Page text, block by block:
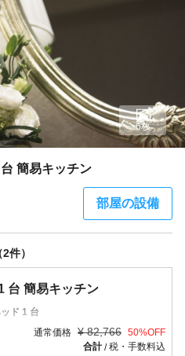
簡易キッチン
部屋の設備
6枚
件）
台 簡易キッチン
ド 1 台
通常価格 ¥ 82,766 50%OFF
合計/税・手数料込